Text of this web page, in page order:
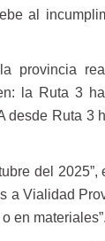
al
provincia
la Ruta 3
desde Ruta 3
del 2025”,
a Vialidad
en materiales”.